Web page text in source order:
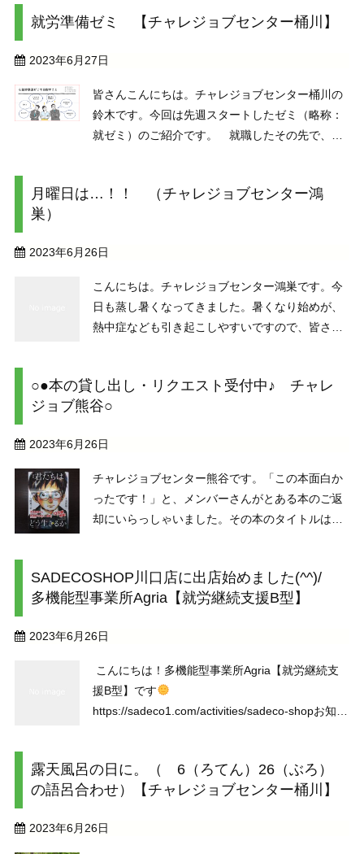
おくのは本当にいいことですね。コロナ明けの
就労準備ゼミ 【チャレジョブセンター桶川】
2023年6月27日
皆さんこんにちは。チャレジョブセンター桶川の
鈴木です。今回は先週スタートしたゼミ（略称：
就ゼミ）のご紹介です。 就職したその先で、安
慣・職業適性）におけるスキルが必要と言われて
月曜日は…！！ （チャレジョブセンター鴻
巣）
2023年6月26日
こんにちは。チャレジョブセンター鴻巣です。今
日も蒸し暑くなってきました。暑くなり始めが、
熱中症なども引き起こしやすいですので、皆さ
ー、温冷お茶などをご用意しています さて、６
月の月曜日は…毎 ...
○●本の貸し出し・リクエスト受付中♪ チャレ
ジョブ熊谷○
2023年6月26日
チャレジョブセンター熊谷です。「この本面白か
ったです！」と、メンバーさんがとある本のご返
却にいらっしゃいました。その本のタイトルは
返却されたメンバーさん曰く、「すごく良かっ
た…んですけど、最後 ...
SADECOSHOP川口店に出店始めました(^^)/
多機能型事業所Agria【就労継続支援B型】
2023年6月26日
こんにちは！多機能型事業所Agria【就労継続支
援B型】です
https://sadeco1.com/activities/sadeco-shopお知ら
SADECOSHOP川口 ...
露天風呂の日に。（ 6（ろてん）26（ぶろ）
の語呂合わせ）【チャレジョブセンター桶川】
2023年6月26日